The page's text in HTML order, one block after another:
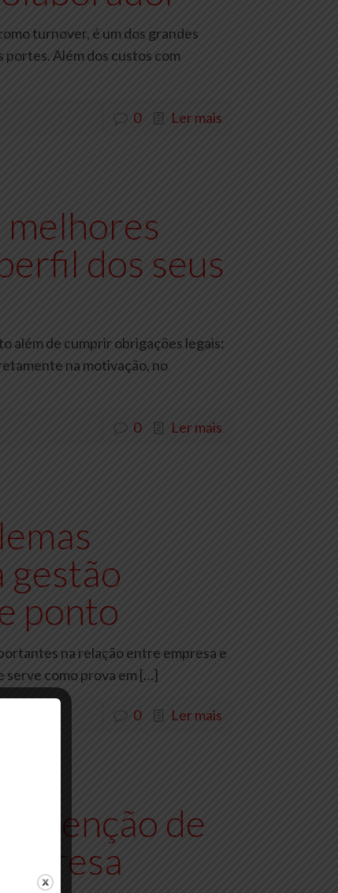
turnover, é um dos grandes
Além dos custos com
0 Ler mais
melhores
dos seus
além de cumprir obrigações legais:
na motivação, no
0 Ler mais
gestão
ponto
na relação entre empresa e
serve como prova em[…]
0 Ler mais
de